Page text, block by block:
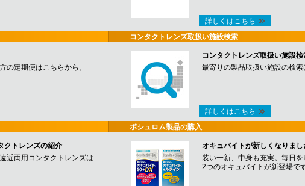
の定期便はこちらから。
クトレンズの紹介
近両用コンタクトレンズは
詳しくはこちら
コンタクトレンズ取扱い施設検索
コンタクトレンズ取扱い施設検
最寄りの製品取扱い施設の検索
詳しくはこちら
ボシュロム製品の購入
オキュバイトが新しくなりまし
装い一新、中身も充実。毎日
2つのオキュバイトが新登場です